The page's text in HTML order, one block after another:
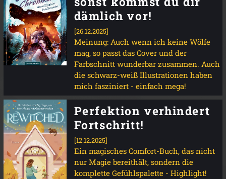
dämlich vor!
[26.12.2025]
Meinung: Auch wenn ich keine Wölfe
mag, so passt das Cover und der
Farbschnitt wunderbar zusammen. Auch
die schwarz-weiß Illustrationen haben
mich fasziniert - einfach mega!
Perfektion verhindert
Fortschritt!
[12.12.2025]
Ein magisches Comfort-Buch, das nicht
nur Magie bereithält, sondern die
komplette Gefühlspalette - Highlight!